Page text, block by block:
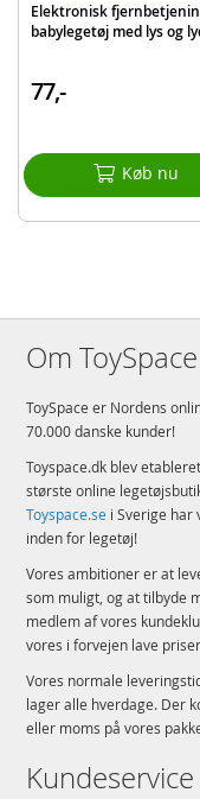
Elektronisk
babylegetøj med lys og
77,-
Køb nu
Om ToySpace
ToySpace er Nordens
70.000 danske kunder!
Toyspace.dk blev
største online
Toyspace.se i Sverige har
inden for legetøj!
Vores ambitioner er at
som muligt, og at tilbyde
medlem af vores
vores i forvejen lave
Vores normale
lager alle hverdage. Der
eller moms på vores
Kundeservice